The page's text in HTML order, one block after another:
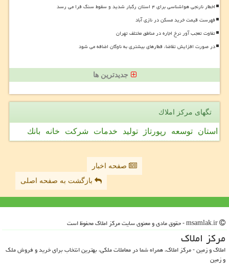
اخطار نارنجی هواشناسی برای ۴ استان رگبار شدید و سقوط سنگ فرا می رسد
فهرست قیمت خرید مسکن در نازی آباد
تفاوت تعجب آور نرخ اجاره در مناطق مختلف تهران
در صورت افزایش تقاضا، قطارهای بیشتری به ناوگان اضافه می شود
جدیدترین ها
تگهای مركز املاك
استان توسعه رپورتاژ تولید خدمات شركت خانه بانك
صفحه اخبار
بازگشت به صفحه اصلی
مركز املاك
املاک و زمین - مرکز املاک، همراه شما در معاملات ملکی، بهترین انتخاب برای خرید و فروش ملک
و زمین